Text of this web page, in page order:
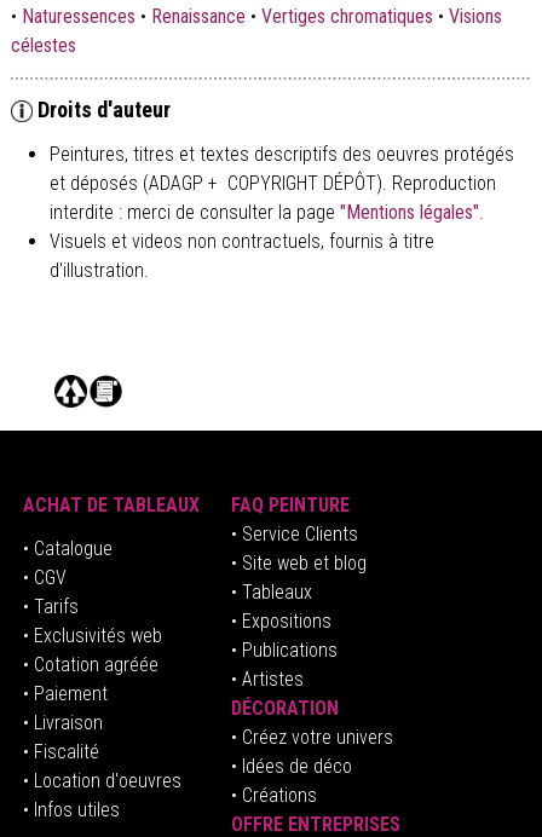
• Naturessences • Renaissance • Vertiges chromatiques • Visions
célestes
Droits d'auteur
Peintures, titres et textes descriptifs des oeuvres protégés
et déposés (ADAGP + COPYRIGHT DÉPÔT). Reproduction
interdite : merci de consulter la page "Mentions légales"
Visuels et videos non contractuels, fournis à titre
d'illustration.
ACHAT DE TABLEAUX
• Catalogue
• CGV
• Tarifs
• Exclusivités web
• Cotation agréée
• Paiement
• Livraison
• Fiscalité
• Location d'oeuvres
• Infos utiles
FAQ PEINTURE
• Service Clients
• Site web et blog
• Tableaux
• Expositions
• Publications
• Artistes
DÉCORATION
• Créez votre univers
• Idées de déco
• Créations
OFFRE ENTREPRISES